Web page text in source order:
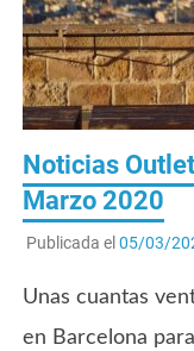
Noticias
Marzo 2020
Publicada el 05/03/
Unas cuantas
en Barcelona